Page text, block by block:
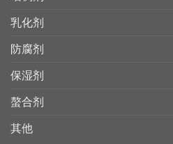
乳化剂
防腐剂
保湿剂
螯合剂
其他